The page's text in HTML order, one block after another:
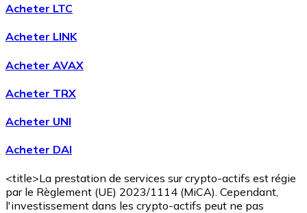
Acheter Shiba Inu
SHIB
Acheter LTC
Acheter LINK
Acheter AVAX
Acheter TRX
Acheter UNI
Acheter DAI
<title>La prestation de services sur crypto-actifs est régie
par le Règlement (UE) 2023/1114 (MiCA). Cependant,
l'investissement dans les crypto-actifs peut ne pas